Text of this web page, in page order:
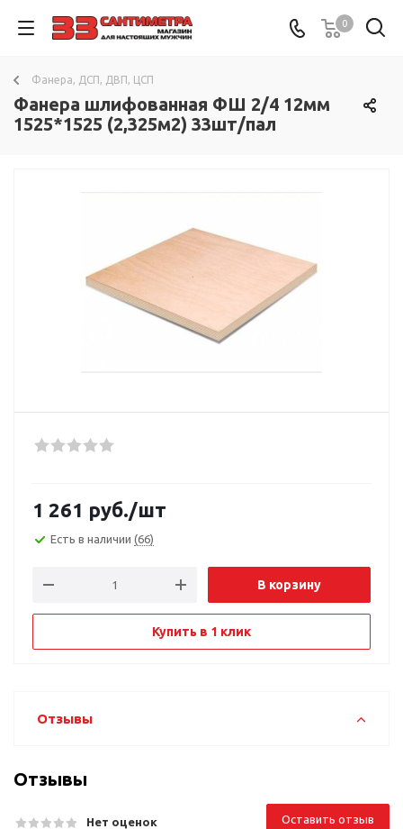
0
Фанера, ДСП, ДВП, ЦСП
Фанера шлифованная ФШ 2/4 12мм
1525*1525 (2,325м2) 33шт/пал
1 261 руб./шт
Есть в наличии (66)
В корзину
Купить в 1 клик
Отзывы
Отзывы
Нет оценок Оставить отзыв